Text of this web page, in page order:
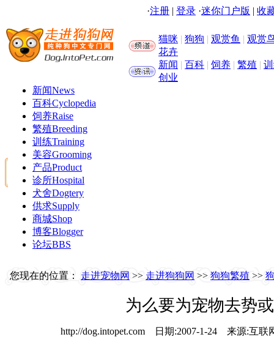
·注册 | 登录 ·迷你门户版 | 收
猫咪 | 狗狗 | 观赏鱼 | 观赏
花卉
新闻 | 百科 | 饲养 | 繁殖 |
创业
新闻News
百科Cyclopedia
饲养Raise
繁殖Breeding
训练Training
美容Grooming
产品Product
诊所Hospital
犬舍Dogtery
供求Supply
商城Shop
博客Blogger
论坛BBS
您现在的位置： 走进宠物网 >> 走进狗狗网 >> 狗狗繁殖 >>
为么要为宠物去势
http://dog.intopet.com 日期:2007-1-24 来源:互